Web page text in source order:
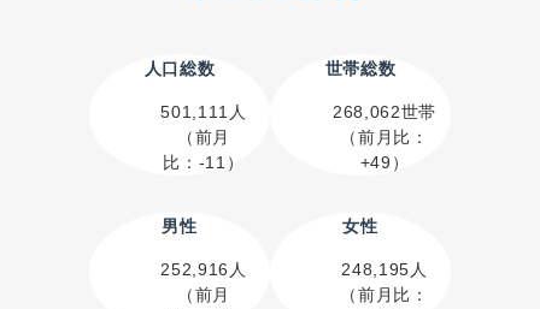
人口総数
501,111人
（前月
比：-11）
世帯総数
268,062世帯
（前月比：
+49）
男性
252,916人
（前月
女性
248,195人
（前月比：